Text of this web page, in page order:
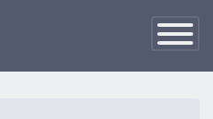
navigáció